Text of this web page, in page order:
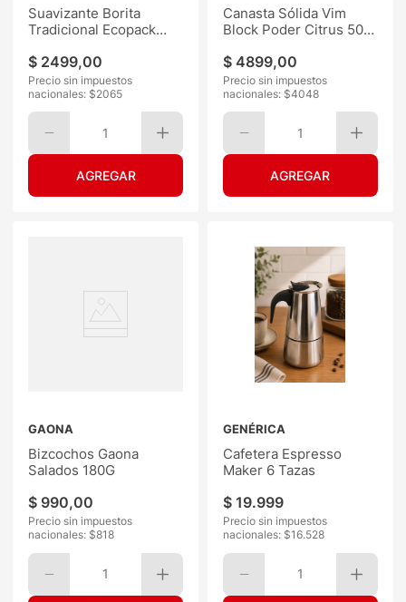
Suavizante Borita
Tradicional Ecopack
$ 2499,00
Precio sin impuestos
nacionales: $2065
1
Canasta Sólida Vim
Block Poder Citrus 50G
$ 4899,00
Precio sin impuestos
nacionales: $4048
1
GAONA
Bizcochos Gaona
Salados 180G
$ 990,00
Precio sin impuestos
nacionales: $818
1
GENÉRICA
Cafetera Espresso
Maker 6 Tazas
$ 19.999
Precio sin impuestos
nacionales: $16.528
1